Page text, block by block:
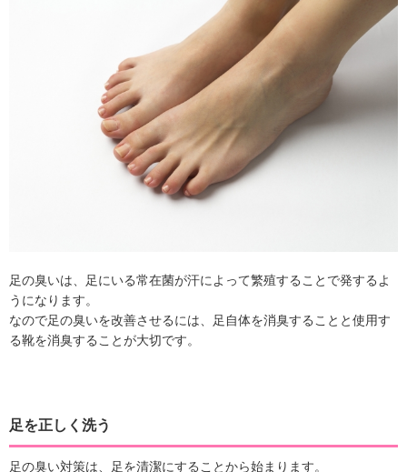
足の臭いは、足にいる常在菌が汗によって繁殖することで発するよ
うになります。
なので足の臭いを改善させるには、足自体を消臭することと使用す
る靴を消臭することが大切です。
足を正しく洗う
足の臭い対策は、足を清潔にすることから始まります。